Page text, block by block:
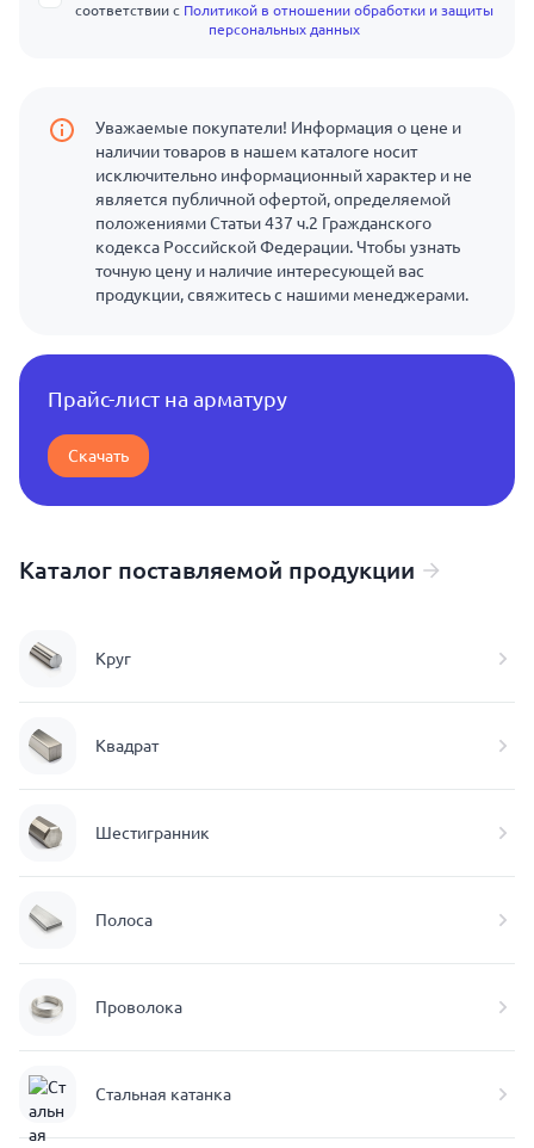
соответствии с Политикой в отношении обработки и защиты
персональных данных
Уважаемые покупатели! Информация о цене и
наличии товаров в нашем каталоге носит
исключительно информационный характер и не
является публичной офертой, определяемой
положениями Статьи 437 ч.2 Гражданского
кодекса Российской Федерации. Чтобы узнать
точную цену и наличие интересующей вас
продукции, свяжитесь с нашими менеджерами.
Прайс-лист на арматуру
Скачать
Каталог поставляемой продукции
Круг
Квадрат
Шестигранник
Полоса
Проволока
Стальная катанка